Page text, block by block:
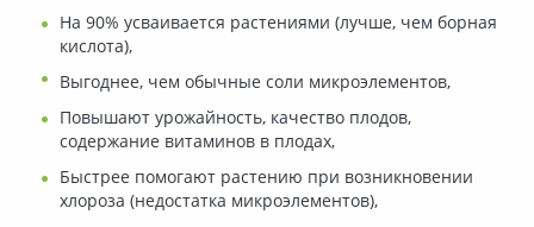
На 90% усваивается растениями (лучше, чем борная
кислота),
Выгоднее, чем обычные соли микроэлементов,
Повышают урожайность, качество плодов,
содержание витаминов в плодах,
Быстрее помогают растению при возникновении
хлороза (недостатка микроэлементов),